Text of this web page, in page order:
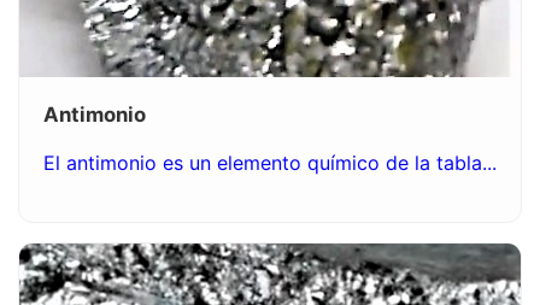
Antimonio
El antimonio es un elemento químico de la tabla...